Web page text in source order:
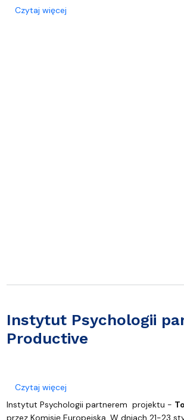
Czytaj więcejo Rada Dyscypliny
Instytut Psychologii
Productive
Czytaj więcejo Instytut Psychologii
Instytut Psychologii partnerem projektu -
przez Komisję Europejską. W dniach 21-23